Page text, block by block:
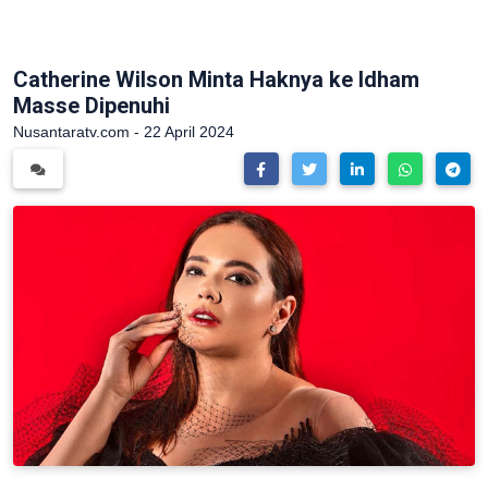
Catherine Wilson Minta Haknya ke Idham
Masse Dipenuhi
Nusantaratv.com - 22 April 2024